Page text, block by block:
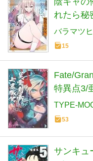
れたら秘
川コミッ
バラマツ
15
Fate/
特異点3/
総国 英
ンKC)
TYPE-
53
サンキュ